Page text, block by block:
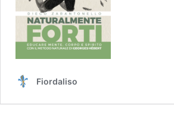
Fiordaliso